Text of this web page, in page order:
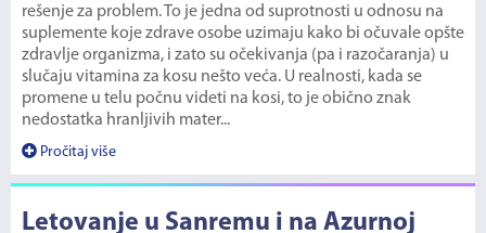
rešenje za problem. To je jedna od suprotnosti u odnosu na
suplemente koje zdrave osobe uzimaju kako bi očuvale opšte
zdravlje organizma, i zato su očekivanja (pa i razočaranja) u
slučaju vitamina za kosu nešto veća. U realnosti, kada se
promene u telu počnu videti na kosi, to je obično znak
nedostatka hranljivih mater...
Pročitaj više
Letovanje u Sanremu i na Azurnoj